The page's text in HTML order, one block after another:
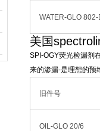
WATER-GLO 802-
美国
SPI-OGY荧光检漏剂
来的渗漏-是理想的预
旧件号
OIL-GLO 20/6